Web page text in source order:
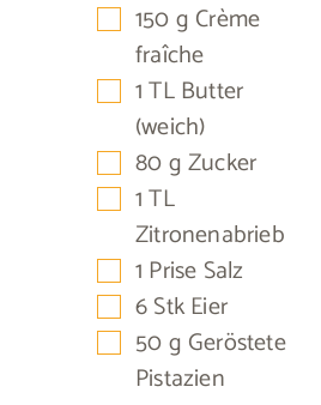
▢
150g Crème
fraîche
▢
1TL Butter
(weich)
▢
80gZucker
▢
1TL
Zitronenabrieb
▢
1 Prise Salz
▢
6Stk Eier
▢
50g Geröstete
Pistazien